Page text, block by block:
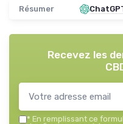
Résumer
Recevez les
* En remplissant ce